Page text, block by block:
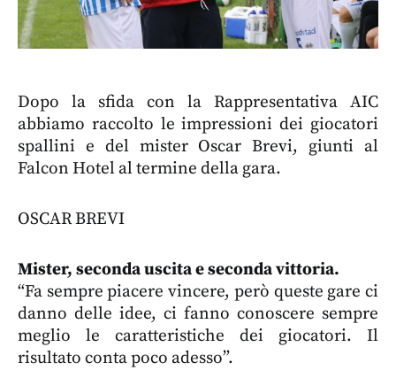
Dopo la sfida con la Rappresentativa AIC
abbiamo raccolto le impressioni dei giocatori
spallini e del mister Oscar Brevi, giunti al
Falcon Hotel al termine della gara.
OSCAR BREVI
Mister, seconda uscita e seconda vittoria.
“Fa sempre piacere vincere, però queste gare ci
danno delle idee, ci fanno conoscere sempre
meglio le caratteristiche dei giocatori. Il
risultato conta poco adesso”.